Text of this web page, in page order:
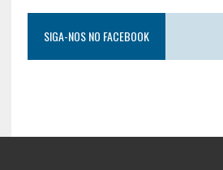
SIGA-NOS NO FACEBOOK